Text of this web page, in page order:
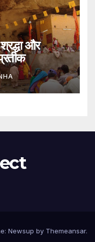
और
Newsup by Themeansar.